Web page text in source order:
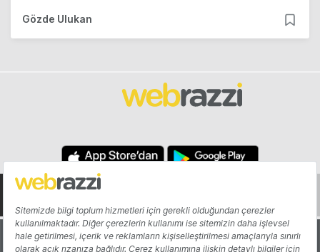
Gözde Ulukan
Hakkında Yazarlar